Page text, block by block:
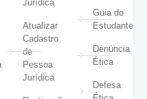
Jurídica
Atualizar
Cadastro
de
Pessoa
Jurídica
Guia do
Estudante
Denúncia
Ética
Defesa